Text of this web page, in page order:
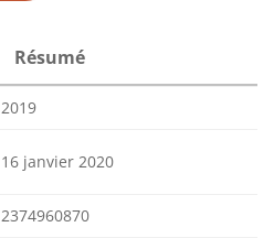
Résumé
2019
16 janvier 2020
2374960870